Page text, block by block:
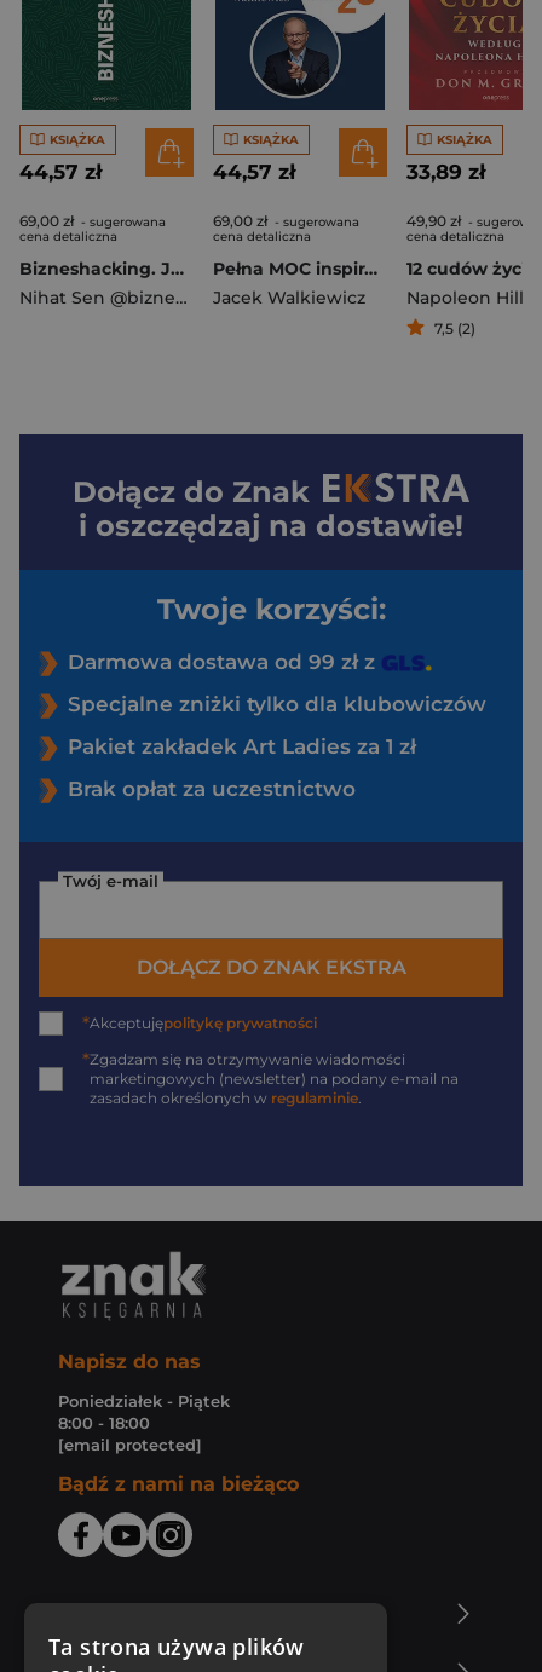
KSIĄŻKA
44,57 zł
69,00 zł - sugerowana
cena detaliczna
Bizneshacking. Jak odnaleźć się w biznesowej dżungli
Nihat Sen @biznes_w_dresach
KSIĄŻKA
44,57 zł
69,00 zł - sugerowana
cena detaliczna
Pełna MOC inspiracji. Kalendarz 2026
Jacek Walkiewicz
KSIĄŻKA
33,89 zł
49,90 zł -
cena detaliczna
Napoleon Hill
7,5 (2)
Dołącz do Znak
i oszczędzaj na dostawie!
Twoje korzyści:
Darmowa dostawa od 99 zł z
Specjalne zniżki tylko dla klubowiczów
Pakiet zakładek Art Ladies za 1 zł
Brak opłat za uczestnictwo
Twój e-mail
DOŁĄCZ DO ZNAK EKSTRA
*Akceptujępolitykę prywatności
*Zgadzam się na otrzymywanie wiadomości
marketingowych (newsletter) na podany e-mail na
zasadach określonych w regulaminie.
Napisz do nas
Poniedziałek - Piątek
8:00 - 18:00
[email protected]
Bądź z nami na bieżąco
Ta strona używa plików